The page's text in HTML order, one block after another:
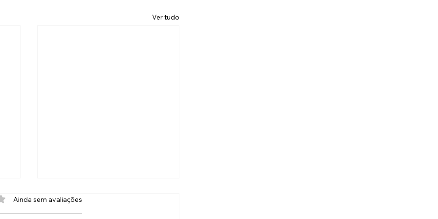
Ver tudo
0 de 5 estrelas.
Ainda sem avaliações